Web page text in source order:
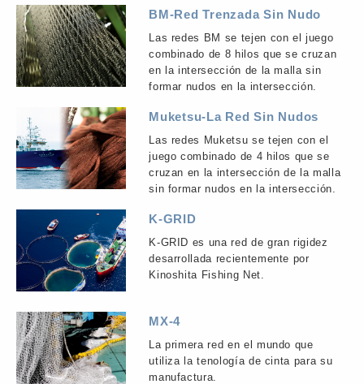
BM-Red Trenzada Sin Nudo
Las redes BM se tejen con el juego
combinado de 8 hilos que se cruzan
en la intersección de la malla sin
formar nudos en la intersección.
Muketsu-La Red Sin Nudos
Las redes Muketsu se tejen con el
juego combinado de 4 hilos que se
cruzan en la intersección de la malla
sin formar nudos en la intersección.
K-GRID
K-GRID es una red de gran rigidez
desarrollada recientemente por
Kinoshita Fishing Net.
MX-4
La primera red en el mundo que
utiliza la tenología de cinta para su
manufactura.